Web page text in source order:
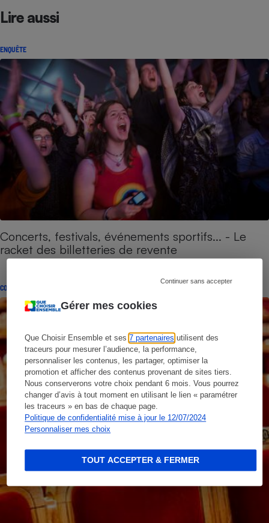
Gérer mes cookies
Que Choisir Ensemble et ses7 partenaires utilisent des
traceurs pour mesurer l’audience, la performance,
personnaliser les contenus, les partager, optimiser la
promotion et afficher des contenus provenant de sites tiers.
Nous conserverons votre choix pendant 6 mois. Vous pourrez
changer d’avis à tout moment en utilisant le lien « paramétrer
les traceurs » en bas de chaque page.
Politique de confidentialité mise à jour le 12/07/2024
Personnaliser mes choix
Continuer sans accepter
TOUT ACCEPTER & FERMER
Lire aussi
ENQUÊTE
Concerts, festivals, événements sportifs... - Le
racket des billetteries de revente
CONSEILS